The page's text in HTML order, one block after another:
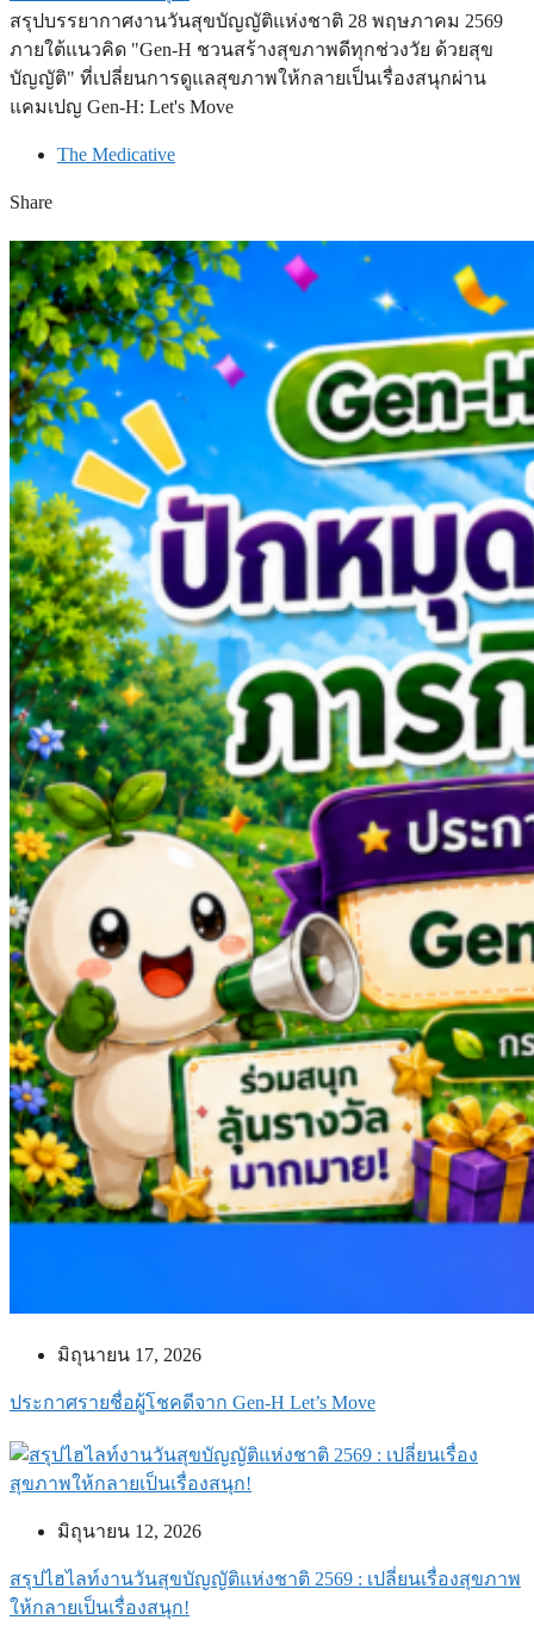
สรุปบรรยากาศงานวันสุขบัญญัติแห่งชาติ 28 พฤษภาคม 2569
ภายใต้แนวคิด "Gen-H ชวนสร้างสุขภาพดีทุกช่วงวัย ด้วยสุข
บัญญัติ" ที่เปลี่ยนการดูแลสุขภาพให้กลายเป็นเรื่องสนุกผ่าน
แคมเปญ Gen-H: Let's Move
The Medicative
Share
มิถุนายน 17, 2026
ประกาศรายชื่อผู้โชคดีจาก Gen-H Let’s Move
มิถุนายน 12, 2026
สรุปไฮไลท์งานวันสุขบัญญัติแห่งชาติ 2569 : เปลี่ยนเรื่องสุขภาพ
ให้กลายเป็นเรื่องสนุก!